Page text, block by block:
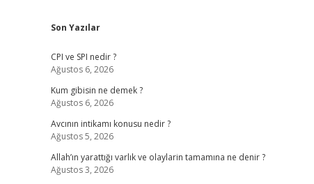
Sidebar
Son Yazılar
CPI ve SPI nedir ?
Ağustos 6, 2026
Kum gibisin ne demek ?
Ağustos 6, 2026
Avcının intikamı konusu nedir ?
Ağustos 5, 2026
Allah’ın yarattığı varlık ve olaylarin tamamına ne denir ?
Ağustos 3, 2026